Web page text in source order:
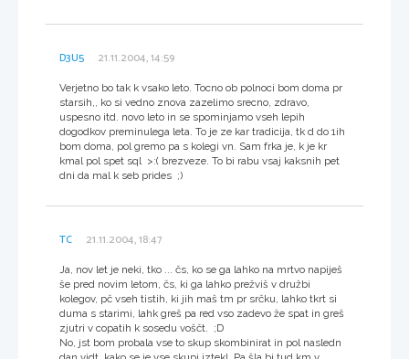
D3U5 21.11.2004, 14:59
Verjetno bo tak k vsako leto. Tocno ob polnoci bom doma pr
starsih,, ko si vedno znova zazelimo srecno, zdravo,
uspesno itd. novo leto in se spominjamo vseh lepih
dogodkov preminulega leta. To je ze kar tradicija, tk d do 1ih
bom doma, pol gremo pa s kolegi vn. Sam frka je, k je kr
kmal pol spet sql >:( brezveze. To bi rabu vsaj kaksnih pet
dni da mal k seb prides ;)
TC 21.11.2004, 18:47
Ja, nov let je neki, tko ... čs, ko se ga lahko na mrtvo napiješ
še pred novim letom, čs, ki ga lahko prežviš v družbi
kolegov, pč vseh tistih, ki jih maš tm pr srčku, lahko tkrt si
duma s starimi, lahk greš pa red vso zadevo že spat in greš
zjutri v copatih k sosedu voščt. ;D
No, jst bom probala vse to skup skombinirat in pol nasledn